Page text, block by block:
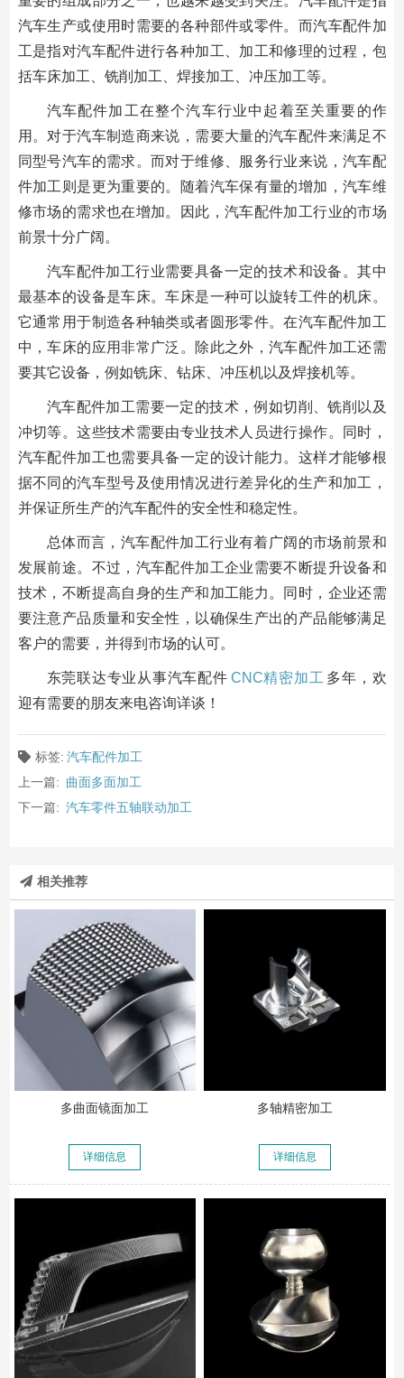
汽车生产或使用时需要的各种部件或零件。而汽车配件加
工是指对汽车配件进行各种加工、加工和修理的过程，包
括车床加工、铣削加工、焊接加工、冲压加工等。
汽车配件加工在整个汽车行业中起着至关重要的作
用。对于汽车制造商来说，需要大量的汽车配件来满足不
同型号汽车的需求。而对于维修、服务行业来说，汽车配
件加工则是更为重要的。随着汽车保有量的增加，汽车维
修市场的需求也在增加。因此，汽车配件加工行业的市场
前景十分广阔。
汽车配件加工行业需要具备一定的技术和设备。其中
最基本的设备是车床。车床是一种可以旋转工件的机床。
它通常用于制造各种轴类或者圆形零件。在汽车配件加工
中，车床的应用非常广泛。除此之外，汽车配件加工还需
要其它设备，例如铣床、钻床、冲压机以及焊接机等。
汽车配件加工需要一定的技术，例如切削、铣削以及
冲切等。这些技术需要由专业技术人员进行操作。同时，
汽车配件加工也需要具备一定的设计能力。这样才能够根
据不同的汽车型号及使用情况进行差异化的生产和加工，
并保证所生产的汽车配件的安全性和稳定性。
总体而言，汽车配件加工行业有着广阔的市场前景和
发展前途。不过，汽车配件加工企业需要不断提升设备和
技术，不断提高自身的生产和加工能力。同时，企业还需
要注意产品质量和安全性，以确保生产出的产品能够满足
客户的需要，并得到市场的认可。
东莞联达专业从事汽车配件 CNC精密加工 多年，欢
迎有需要的朋友来电咨询详谈！
标签: 汽车配件加工
上一篇: 曲面多面加工
下一篇: 汽车零件五轴联动加工
相关推荐
多曲面镜面加工
详细信息
多轴精密加工
详细信息